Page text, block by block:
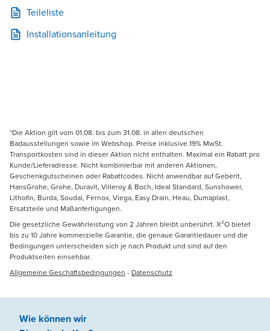
Teileliste
Installationsanleitung
*Die Aktion gilt vom 01.08. bis zum 31.08. in allen deutschen
Badausstellungen sowie im Webshop. Preise inklusive 19% MwSt.
Transportkosten sind in dieser Aktion nicht enthalten. Maximal ein Rabatt pro
Kunde/Lieferadresse. Nicht kombinierbar mit anderen Aktionen,
Geschenkgutscheinen oder Rabattcodes. Nicht anwendbar auf Geberit,
HansGrohe, Grohe, Duravit, Villeroy & Boch, Ideal Standard, Sunshower,
Lithofin, Burda, Soudal, Fernox, Viega, Easy Drain, Heau, Dumaplast,
Ersatzteile und Maßanfertigungen.
Die gesetzliche Gewährleistung von 2 Jahren bleibt unberührt. X²O bietet
bis zu 10 Jahre kommerzielle Garantie, die genaue Garantiedauer und die
Bedingungen unterscheiden sich je nach Produkt und sind auf den
Produktseiten einsehbar.
Allgemeine Geschäftsbedingungen - Datenschutz
Wie können wir